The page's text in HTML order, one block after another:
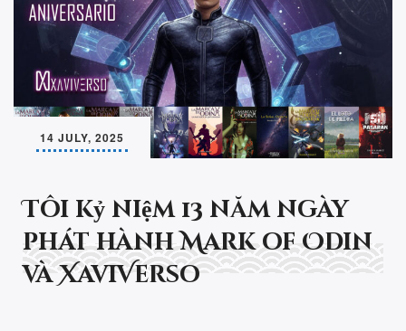
14 JULY, 2025
Tôi kỷ niệm 13 năm ngày
phát hành Mark of Odin
và XaviVerso